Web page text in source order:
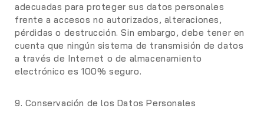
adecuadas para proteger sus datos personales
frente a accesos no autorizados, alteraciones,
pérdidas o destrucción. Sin embargo, debe tener en
cuenta que ningún sistema de transmisión de datos
a través de Internet o de almacenamiento
electrónico es 100% seguro.
9. Conservación de los Datos Personales